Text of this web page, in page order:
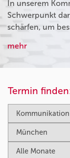
In unserem
Schwerpunkt
schärfen, um
mehr
Termin